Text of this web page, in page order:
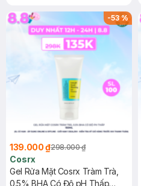
-53%
139.000 ₫298.000 ₫
Cosrx
Gel Rửa Mặt Cosrx Tràm Trà,
0.5% BHA Có Độ pH Thấp